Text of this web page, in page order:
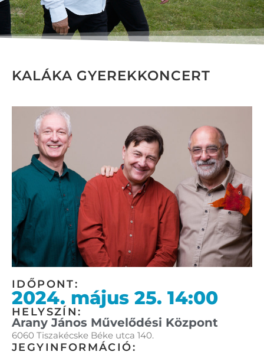
KALÁKA GYEREKKONCERT
IDŐPONT:
2024. május 25. 14:00
HELYSZÍN:
Arany János Művelődési Központ
6060 Tiszakécske Béke utca 140.
JEGYINFORMÁCIÓ: